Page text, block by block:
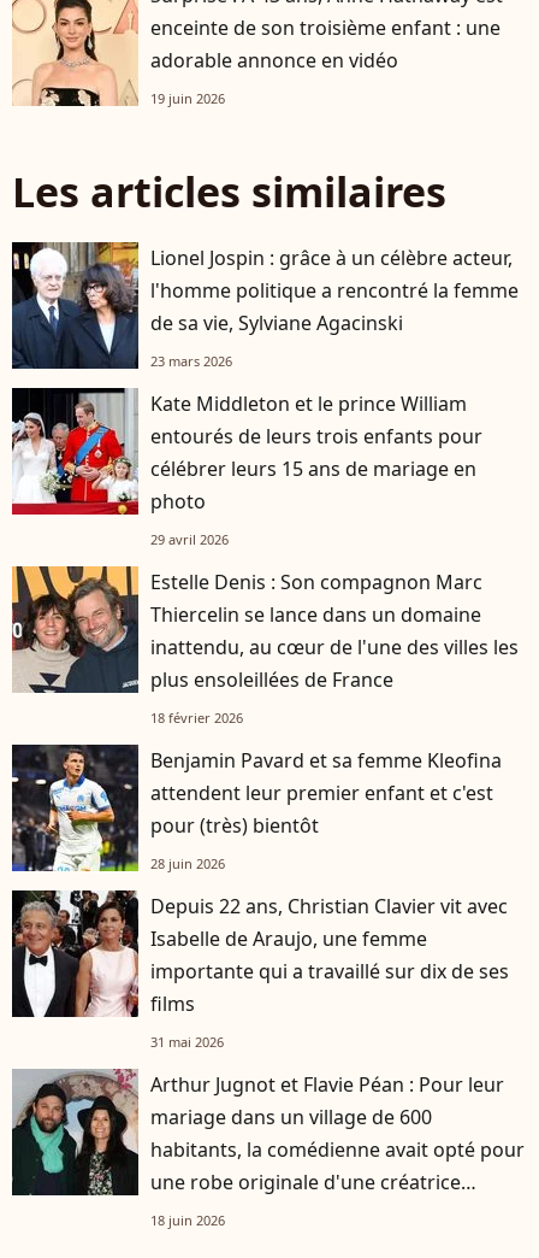
enceinte de son troisième enfant : une
adorable annonce en vidéo
19 juin 2026
Les articles similaires
Lionel Jospin : grâce à un célèbre acteur,
l'homme politique a rencontré la femme
de sa vie, Sylviane Agacinski
23 mars 2026
Kate Middleton et le prince William
entourés de leurs trois enfants pour
célébrer leurs 15 ans de mariage en
photo
29 avril 2026
Estelle Denis : Son compagnon Marc
Thiercelin se lance dans un domaine
inattendu, au cœur de l'une des villes les
plus ensoleillées de France
18 février 2026
Benjamin Pavard et sa femme Kleofina
attendent leur premier enfant et c'est
pour (très) bientôt
28 juin 2026
Depuis 22 ans, Christian Clavier vit avec
Isabelle de Araujo, une femme
importante qui a travaillé sur dix de ses
films
31 mai 2026
Arthur Jugnot et Flavie Péan : Pour leur
mariage dans un village de 600
habitants, la comédienne avait opté pour
une robe originale d'une créatrice
française
18 juin 2026